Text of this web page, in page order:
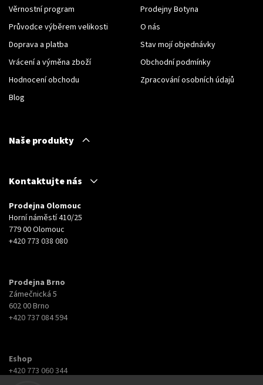
Věrnostní program
Průvodce výběrem velikosti
Doprava a platba
Vrácení a výměna zboží
Hodnocení obchodu
Blog
Prodejny Botyna
O nás
Stav mojí objednávky
Obchodní podmínky
Zpracování osobních údajů
Naše produkty
Kontaktujte nás
Prodejna Olomouc
Horní náměstí 410/25
779 00 Olomouc
+420 773 038 080
Prodejna Brno
Zámečnická 5
602 00 Brno
+420 737 084 594
Eshop
+420 773 060 344